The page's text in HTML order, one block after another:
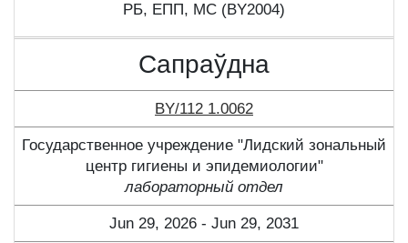
РБ, ЕПП, МС (BY2004)
Сапраўдна
BY/112 1.0062
Государственное учреждение "Лидский зональный
центр гигиены и эпидемиологии"
лабораторный отдел
Jun 29, 2026 - Jun 29, 2031